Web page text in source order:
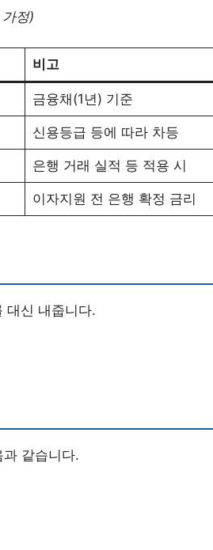
정)
비고
금융채(1년) 기준
신용등급 등에 따라 차등
은행 거래 실적 등 적용 시
이자지원 전 은행 확정 금리
대신 내줍니다.
같습니다.